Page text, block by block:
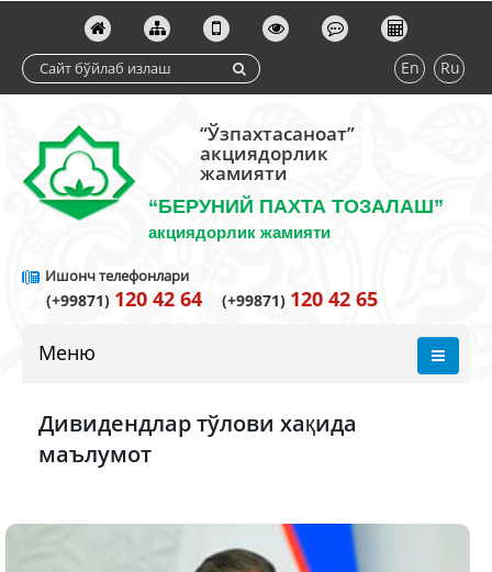
En Ru
“Ўзпахтасаноат”
акциядорлик
жамияти
“БЕРУНИЙ ПАХТА ТОЗАЛАШ”
акциядорлик жамияти
Ишонч телефонлари
(+99871) 120 42 64 (+99871) 120 42 65
Меню
Дивидендлар тўлови хақида
маълумот